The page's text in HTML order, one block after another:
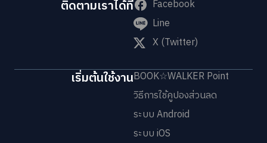
ติดตามเราได้ที่
Facebook
Line
X (Twitter)
เริ่มต้นใช้งานBOOK☆WALKER Point
วิธีการใช้คูปองส่วนลด
ระบบ Android
ระบบ iOS